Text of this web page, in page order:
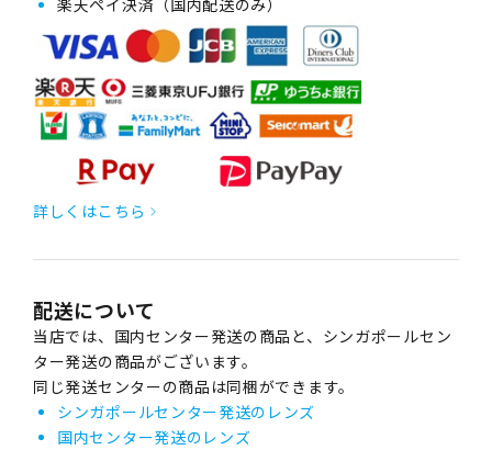
楽天ペイ決済（国内配送のみ）
詳しくはこちら
配送について
当店では、国内センター発送の商品と、シンガポールセン
ター発送の商品がございます。
同じ発送センターの商品は同梱ができます。
シンガポールセンター発送のレンズ
国内センター発送のレンズ